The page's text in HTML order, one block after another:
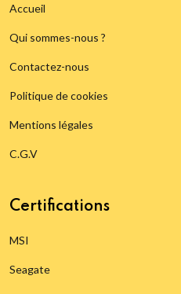
Accueil
Qui sommes-nous ?
Contactez-nous
Politique de cookies
Mentions légales
C.G.V
Certifications
MSI
Seagate